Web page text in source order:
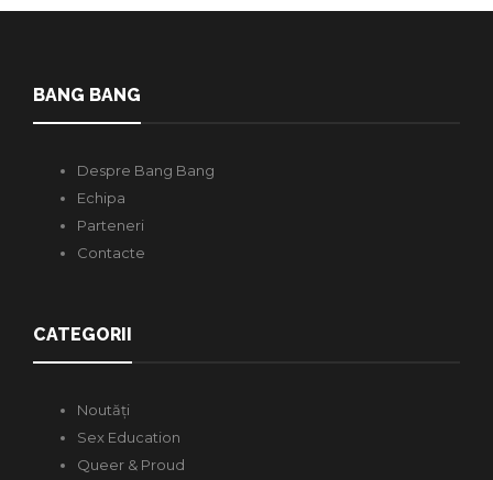
BANG BANG
Despre Bang Bang
Echipa
Parteneri
Contacte
CATEGORII
Noutăți
Sex Education
Queer & Proud